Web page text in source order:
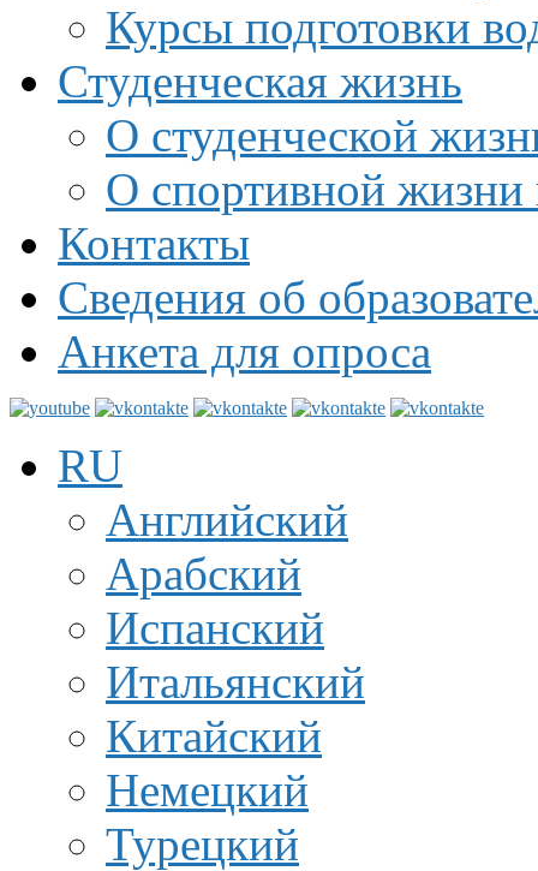
Курсы подготовки
Студенческая жизнь
О студенческой
О спортивной жизни
Контакты
Сведения об
Анкета для опроса
RU
Английский
Арабский
Испанский
Итальянский
Китайский
Немецкий
Турецкий